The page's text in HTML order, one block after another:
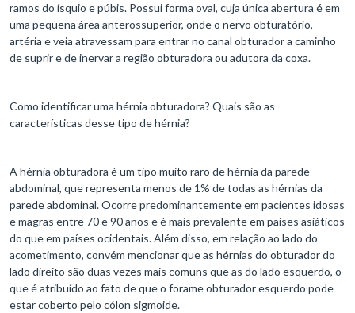
ramos do ísquio e púbis. Possui forma oval, cuja única abertura é em
uma pequena área anterossuperior, onde o nervo obturatório,
artéria e veia atravessam para entrar no canal obturador a caminho
de suprir e de inervar a região obturadora ou adutora da coxa.
Como identificar uma hérnia obturadora? Quais são as
características desse tipo de hérnia?
A hérnia obturadora é um tipo muito raro de hérnia da parede
abdominal, que representa menos de 1% de todas as hérnias da
parede abdominal. Ocorre predominantemente em pacientes idosas
e magras entre 70 e 90 anos e é mais prevalente em países asiáticos
do que em países ocidentais. Além disso, em relação ao lado do
acometimento, convém mencionar que as hérnias do obturador do
lado direito são duas vezes mais comuns que as do lado esquerdo, o
que é atribuído ao fato de que o forame obturador esquerdo pode
estar coberto pelo cólon sigmoide.